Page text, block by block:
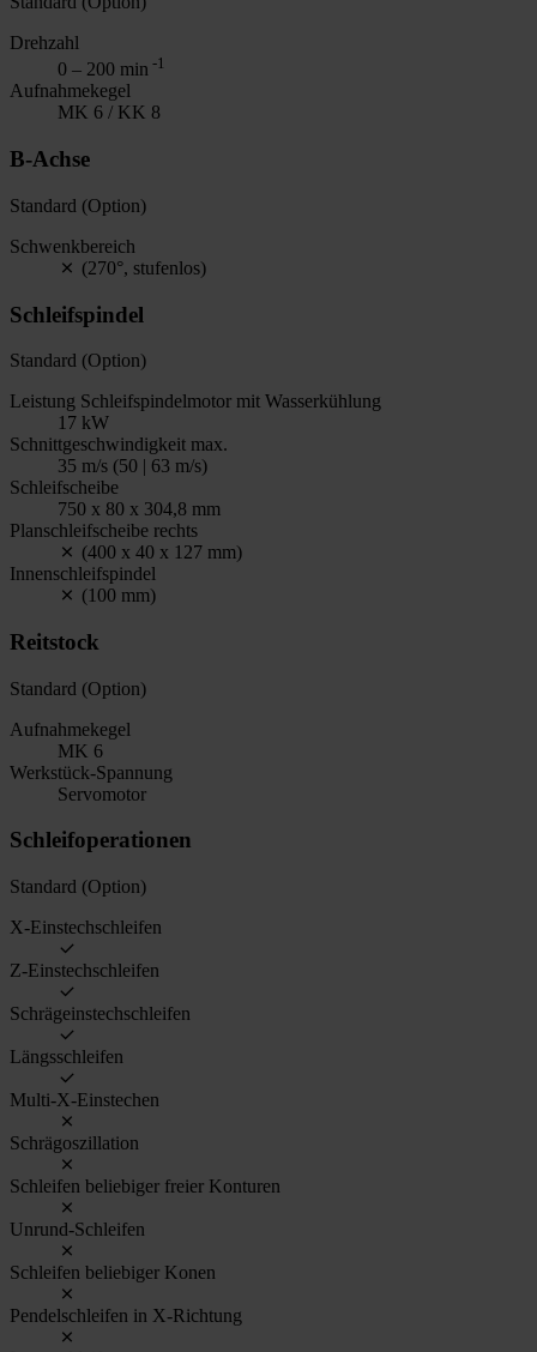
Drehzahl
0 – 200 min -1
Aufnahmekegel
MK 6 / KK 8
B-Achse
Standard (Option)
Schwenkbereich
(270°, stufenlos)
Schleifspindel
Standard (Option)
Leistung Schleifspindelmotor mit Wasserkühlung
17 kW
Schnittgeschwindigkeit max.
35 m/s (50 | 63 m/s)
Schleifscheibe
750 x 80 x 304,8 mm
Planschleifscheibe rechts
(400 x 40 x 127 mm)
Innenschleifspindel
(100 mm)
Reitstock
Standard (Option)
Aufnahmekegel
MK 6
Werkstück-Spannung
Servomotor
Schleifoperationen
Standard (Option)
X-Einstechschleifen
Z-Einstechschleifen
Schrägeinstechschleifen
Längsschleifen
Multi-X-Einstechen
Schrägoszillation
Schleifen beliebiger freier Konturen
Unrund-Schleifen
Schleifen beliebiger Konen
Pendelschleifen in X-Richtung